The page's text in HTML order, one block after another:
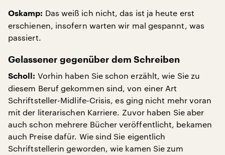
Oskamp: Das weiß ich nicht, das ist ja heute erst
erschienen, insofern warten wir mal gespannt, was
passiert.
Gelassener gegenüber dem Schreiben
Scholl: Vorhin haben Sie schon erzählt, wie Sie zu
diesem Beruf gekommen sind, von einer Art
Schriftsteller-Midlife-Crisis, es ging nicht mehr voran
mit der literarischen Karriere. Zuvor haben Sie aber
auch schon mehrere Bücher veröffentlicht, bekamen
auch Preise dafür. Wie sind Sie eigentlich
Schriftstellerin geworden, wie kamen Sie zum